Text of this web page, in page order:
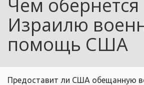
Чем обернется
Израилю
помощь США
Предоставит ли США обещанную